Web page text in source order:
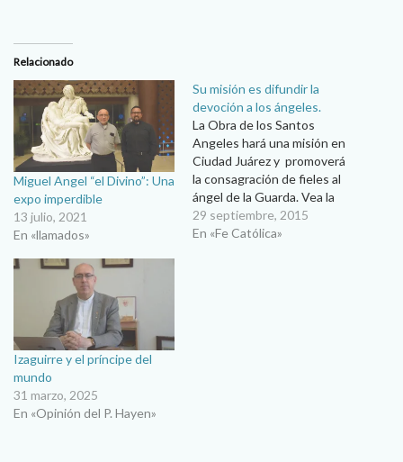
Relacionado
Miguel Angel “el Divino”: Una
expo imperdible
13 julio, 2021
En «llamados»
Su misión es difundir la
devoción a los ángeles.
La Obra de los Santos
Angeles hará una misión en
Ciudad Juárez y promoverá
la consagración de fieles al
ángel de la Guarda. Vea la
programación de charlas y
misa de consagración
29 septiembre, 2015
En «Fe Católica»
Izaguirre y el príncipe del
mundo
31 marzo, 2025
En «Opinión del P. Hayen»